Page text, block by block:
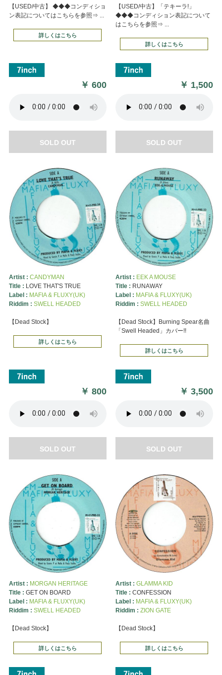
【USED/中古】 ◆◆◆コンディショ
ン表記についてはこちらを参照⇒ ...
詳しくはこちら
￥600
SOLD OUT
【USED/中古】「テキーラ!」
◆◆◆コンディション表記について
はこちらを参照⇒ ...
詳しくはこちら
￥ 1,500
SOLD OUT
Artist : CANDYMAN
Title : LOVE THAT'S TRUE
Label : MAFIA & FLUXY(UK)
Riddim : SWELL HEADED
【Dead Stock】
詳しくはこちら
￥800
SOLD OUT
Artist : EEK A MOUSE
Title : RUNAWAY
Label : MAFIA & FLUXY(UK)
Riddim : SWELL HEADED
【Dead Stock】Burning Spear名曲
「Swell Headed」カバー!!
詳しくはこちら
￥3,500
SOLD OUT
Artist : MORGAN HERITAGE
Title : GET ON BOARD
Label : MAFIA & FLUXY(UK)
Riddim : SWELL HEADED
【Dead Stock】
詳しくはこちら
Artist : GLAMMA KID
Title : CONFESSION
Label : MAFIA & FLUXY(UK)
Riddim : ZION GATE
【Dead Stock】
詳しくはこちら